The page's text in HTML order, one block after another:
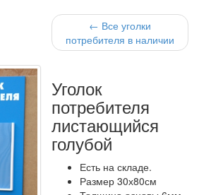
← Все уголки
потребителя в наличии
Уголок
потребителя
листающийся
голубой
Есть на складе.
Размер 30х80см